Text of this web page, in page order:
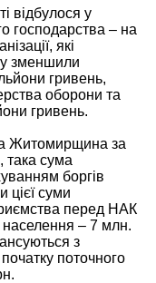
відбулося у
господарства – на
які
зменшили
гривень,
оборони та
гривень.
Житомирщина за
така сума
боргів
цієї суми
перед НАК
– 7 млн.
з
поточного